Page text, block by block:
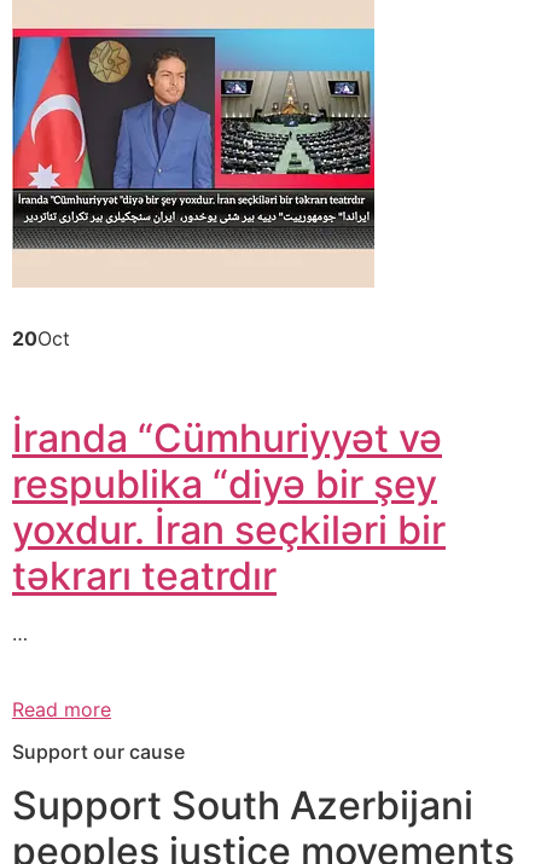
20Oct
İranda “Cümhuriyyət və
respublika “diyə bir şey
yoxdur. İran seçkiləri bir
təkrarı teatrdır
…
Read more
Support our cause
Support South Azerbijani
peoples justice movements